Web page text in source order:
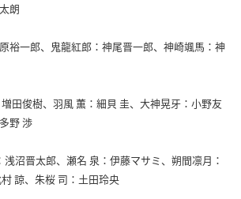
朗
裕一郎、鬼龍紅郎：神尾晋一郎、神崎颯馬：神
田俊樹、羽風 薫：細貝 圭、大神晃牙：小野友
野 渉
沼晋太郎、瀬名 泉：伊藤マサミ、朔間凛月：
諒、朱桜 司：土田玲央